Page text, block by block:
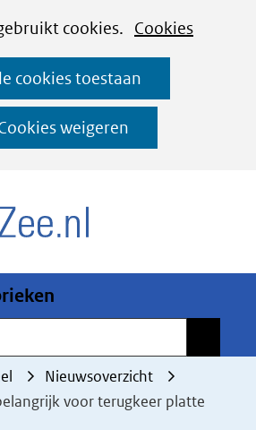
cookies. Cookies
cookies toestaan
weigeren
Ga
naar
de
inhoud
Nieuwsoverzicht
voor terugkeer platte